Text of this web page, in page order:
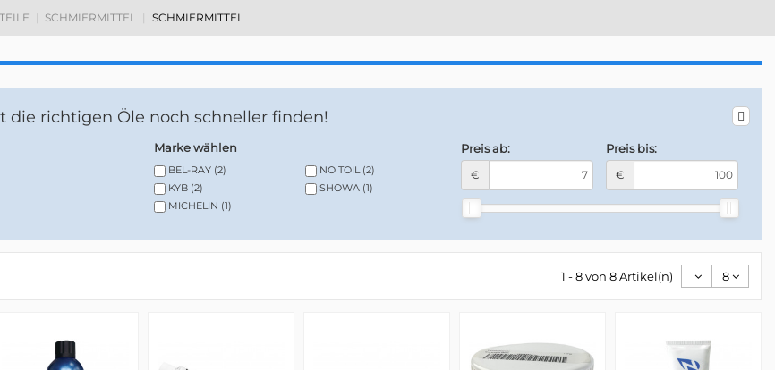
SCHMIERMITTEL SCHMIERMITTEL
die richtigen Öle noch schneller finden!
Marke wählen
BEL-RAY (2)
KYB (2)
MICHELIN (1)
NO TOIL (2)
SHOWA (1)
Preis ab:
€
Preis bis:
€
1 - 8 von 8 Artikel(n) 8